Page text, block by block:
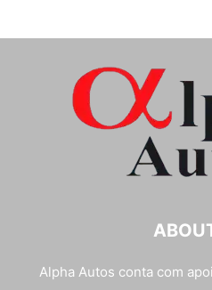
Alpha Autos conta com